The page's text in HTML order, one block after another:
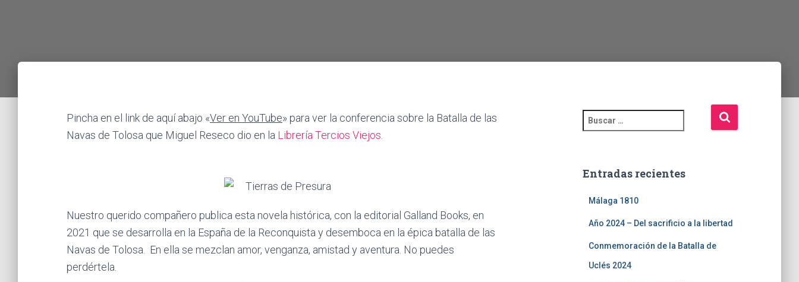
Pincha en el link de aquí abajo «Ver en YouTube» para ver la conferencia sobre la Batalla de las
Navas de Tolosa que Miguel Reseco dio en la Librería Tercios Viejos
Nuestro querido compañero publica esta novela histórica, con la editorial Galland Books, en
2021 que se desarrolla en la España de la Reconquista y desemboca en la épica batalla de las
Navas de Tolosa. En ella se mezclan amor, venganza, amistad y aventura. No puedes
perdértela.
Entradas recientes
Málaga 1810
Año 2024 – Del sacrificio a la libertad
Conmemoración de la Batalla de
Uclés 2024